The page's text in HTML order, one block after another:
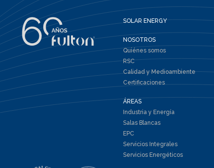
SOLAR ENERGY
NOSOTROS
Quiénes somos
RSC
Calidad y Medioambiente
Certificaciones
ÁREAS
Industria y Energía
Salas Blancas
EPC
Servicios Integrales
Servicios Energéticos